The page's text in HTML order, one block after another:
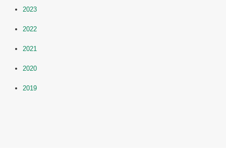
2023
2022
2021
2020
2019